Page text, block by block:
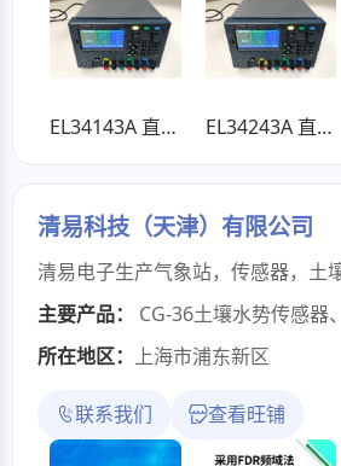
EL34143A 直流电子负载 EL34243A 直流电子负载
清易科技（天津）有限公司
主要产品：
CG-36土壤水势传感器、
所在地区： 上海市浦东新区
联系我们 查看旺铺